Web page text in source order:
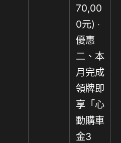
70,00
0元) ‧
優惠
二、本
月完成
領牌即
享「心
動購車
金3